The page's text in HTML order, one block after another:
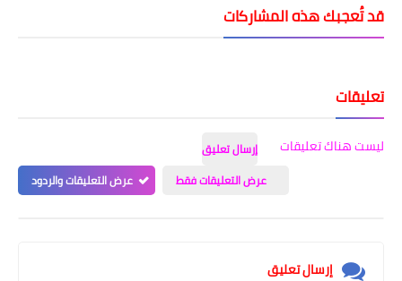
قد تُعجبك هذه المشاركات
تعليقات
ليست هناك تعليقات
إرسال تعليق
عرض التعليقات فقط
عرض التعليقات والردود
إرسال تعليق